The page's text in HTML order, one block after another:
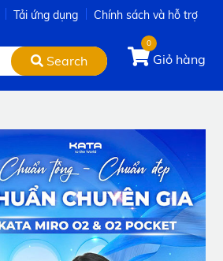
Tải ứng dụng Chính sách và hỗ trợ
Search
0
Giỏ hàng